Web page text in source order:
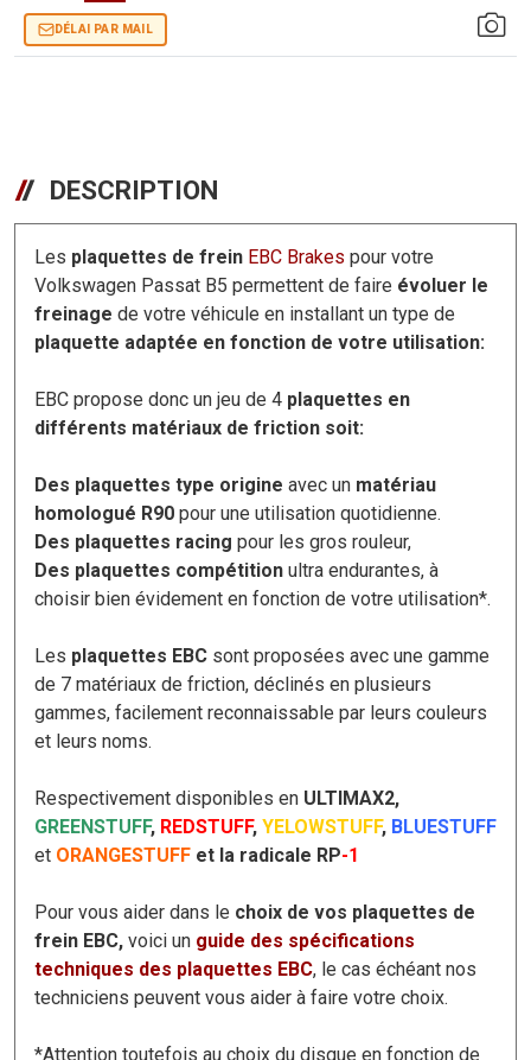
DÉLAI PAR MAIL
DESCRIPTION
Les plaquettes de frein EBC Brakes pour votre
Volkswagen Passat B5 permettent de faire évoluer le
freinage de votre véhicule en installant un type de
plaquette adaptée en fonction de votre utilisation:
EBC propose donc un jeu de 4 plaquettes en
différents matériaux de friction soit:
Des plaquettes type origine avec un matériau
homologué R90 pour une utilisation quotidienne.
Des plaquettes racing pour les gros rouleur,
Des plaquettes compétition ultra endurantes, à
choisir bien évidement en fonction de votre utilisation*.
Les plaquettes EBC sont proposées avec une gamme
de 7 matériaux de friction, déclinés en plusieurs
gammes, facilement reconnaissable par leurs couleurs
et leurs noms.
Respectivement disponibles en ULTIMAX2,
GREENSTUFF, REDSTUFF, YELOWSTUFF, BLUESTUFF
et ORANGESTUFF et la radicale RP-1
Pour vous aider dans le choix de vos plaquettes de
frein EBC, voici un guide des spécifications
techniques des plaquettes EBC, le cas échéant nos
techniciens peuvent vous aider à faire votre choix.
*Attention toutefois au choix du disque en fonction de